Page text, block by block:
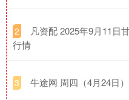
2
凡资配 2025年9月11日
行情
3 牛途网 周四（4月24日